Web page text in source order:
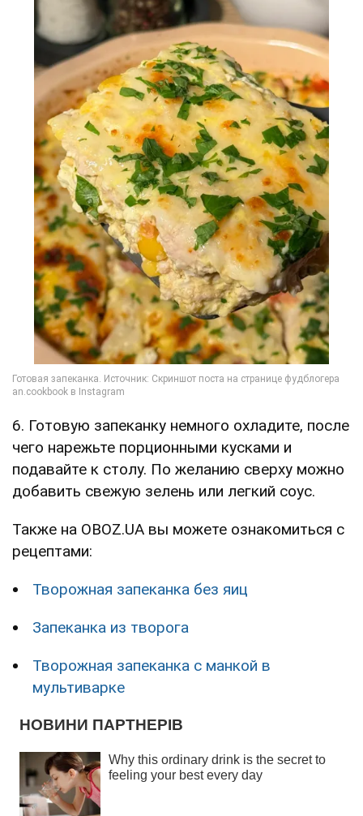
6. Готовую запеканку немного охладите, после
чего нарежьте порционными кусками и
подавайте к столу. По желанию сверху можно
добавить свежую зелень или легкий соус.
Также на OBOZ.UA вы можете ознакомиться с
рецептами:
Творожная запеканка без яиц
Запеканка из творога
Творожная запеканка с манкой в
мультиварке